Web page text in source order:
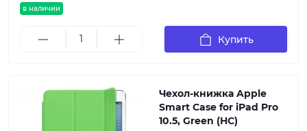
в наличии
Купить
Чехол-книжка Apple
Smart Case for iPad Pro
10.5, Green (HC)